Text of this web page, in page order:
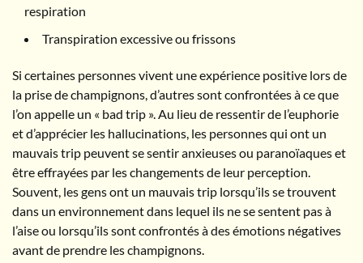
respiration
Transpiration excessive ou frissons
Si certaines personnes vivent une expérience positive lors de
la prise de champignons, d’autres sont confrontées à ce que
l’on appelle un « bad trip ». Au lieu de ressentir de l’euphorie
et d’apprécier les hallucinations, les personnes qui ont un
mauvais trip peuvent se sentir anxieuses ou paranoïaques et
être effrayées par les changements de leur perception.
Souvent, les gens ont un mauvais trip lorsqu’ils se trouvent
dans un environnement dans lequel ils ne se sentent pas à
l’aise ou lorsqu’ils sont confrontés à des émotions négatives
avant de prendre les champignons.